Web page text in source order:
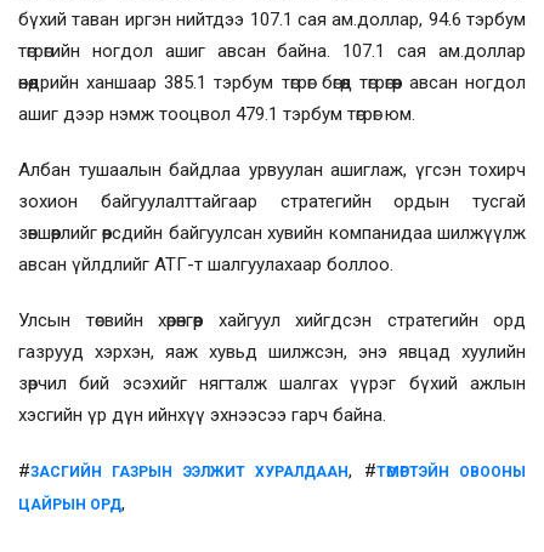
бүхий таван иргэн нийтдээ 107.1 сая ам.доллар, 94.6 тэрбум
төгрөгийн ногдол ашиг авсан байна. 107.1 сая ам.доллар
өнөөдрийн ханшаар 385.1 тэрбум төгрөг бөгөөд төгрөгөөр авсан ногдол
ашиг дээр нэмж тооцвол 479.1 тэрбум төгрөг юм.
Албан тушаалын байдлаа урвуулан ашиглаж, үгсэн тохирч
зохион байгуулалттайгаар стратегийн ордын тусгай
зөвшөөрлийг өөрсдийн байгуулсан хувийн компанидаа шилжүүлж
авсан үйлдлийг АТГ-т шалгуулахаар боллоо.
Улсын төсвийн хөрөнгөөр хайгуул хийгдсэн стратегийн орд
газрууд хэрхэн, яаж хувьд шилжсэн, энэ явцад хуулийн
зөрчил бий эсэхийг нягталж шалгах үүрэг бүхий ажлын
хэсгийн үр дүн ийнхүү эхнээсээ гарч байна.
#ЗАСГИЙН ГАЗРЫН ЭЭЛЖИТ ХУРАЛДААН, #ТӨМӨРТЭЙН ОВООНЫ
ЦАЙРЫН ОРД,